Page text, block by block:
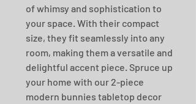
of whimsy and sophistication to
your space. With their compact
size, they fit seamlessly into any
room, making them a versatile and
delightful accent piece. Spruce up
your home with our 2-piece
modern bunnies tabletop decor